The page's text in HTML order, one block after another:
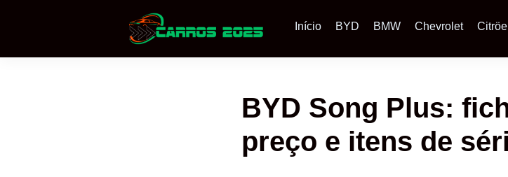
Início BYD BMW Chevrolet
BYD Song Plus:
preço e itens de